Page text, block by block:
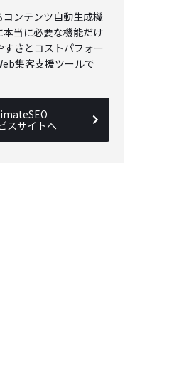
ンテンツ自動生成機
本当に必要な機能だけ
すさとコストパフォー
集客支援ツールで
スサイトへ